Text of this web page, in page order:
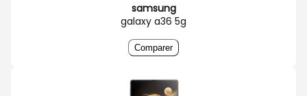
samsung
galaxy a36 5g
Comparer